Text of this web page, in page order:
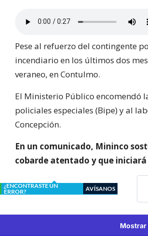
Pese al refuerzo del contingente
incendiario en los últimos dos
veraneo, en Contulmo.
El Ministerio Público encomendó
policiales especiales (Bipe) y al
Concepción.
En un comunicado, Mininco
cobarde atentado y que
¿ENCONTRASTE UN
ERROR?
AVÍSANOS
Mostrar